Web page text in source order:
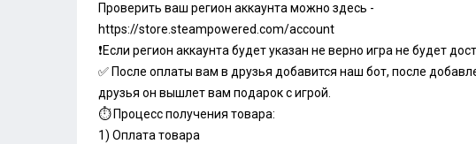
Проверить ваш регион аккаунта можно здесь -
https://store.steampowered.com/account
❗️Если регион аккаунта будет указан не верно игра не будет
✅ После оплаты вам в друзья добавится наш бот, после
друзья он вышлет вам подарок с игрой.
⏱️ Процесс получения товара:
1) Оплата товара